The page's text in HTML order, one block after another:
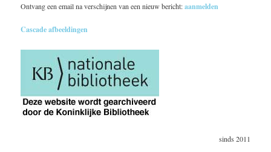
Ontvang een email na verschijnen van een nieuw bericht:aanmelden
Cascade afbeeldingen
sinds 2011